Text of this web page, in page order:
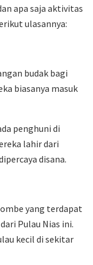
apa saja aktivitas
ulasannya:
budak bagi
biasanya masuk
penghuni di
lahir dari
disana.
yang terdapat
Pulau Nias ini.
kecil di sekitar